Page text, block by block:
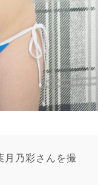
乃彩さんを撮